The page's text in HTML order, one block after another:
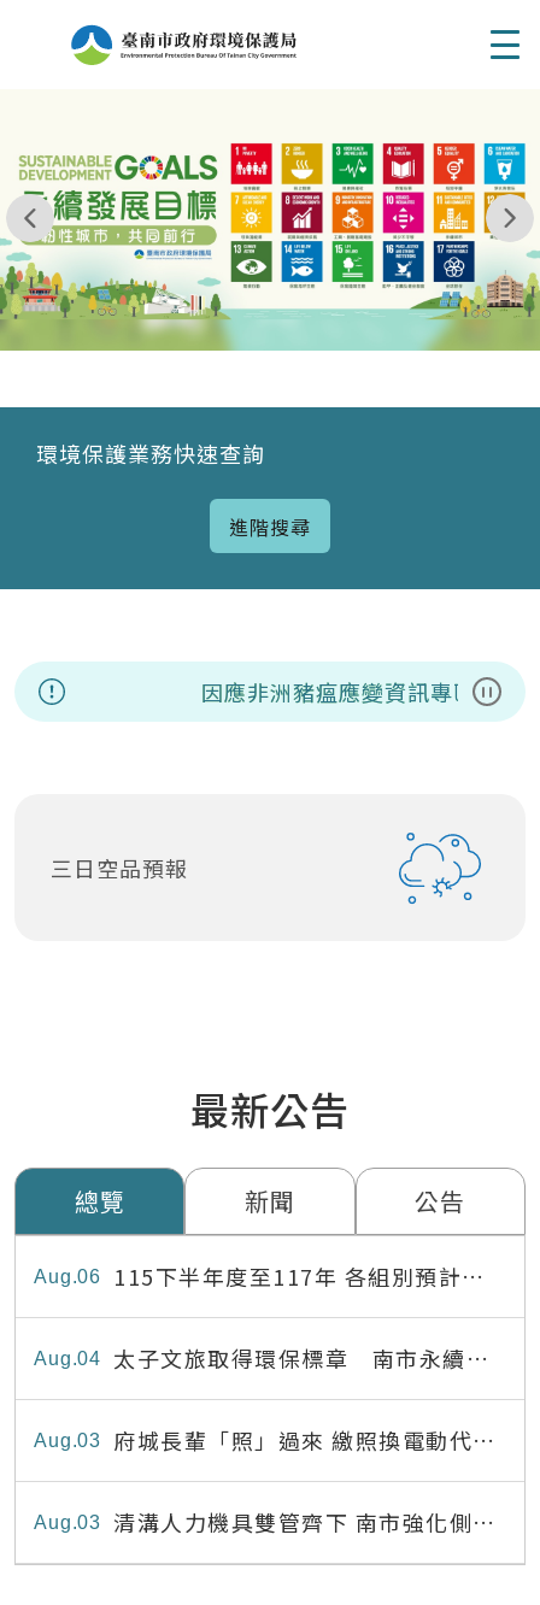
環境保護業務快速查詢
進階搜尋
暫停
因應非洲豬瘟應變資訊專區 8/7(
三日空品預報
最新公告
總覽 新聞 公告
06
Aug
115下半年度至117年 各組別預計出
缺員額表
04
Aug
太子文旅取得環保標章 南市永續旅
宿達22家
03
Aug
府城長輩「照」過來 繳照換電動代步
最高補助8,000元
03
Aug
清溝人力機具雙管齊下 南市強化側溝
清疏效能